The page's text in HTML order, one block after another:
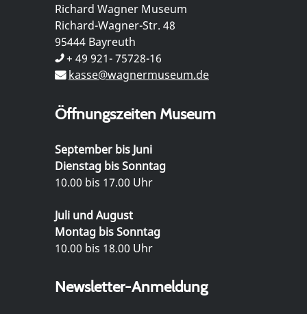
Richard Wagner Museum
Richard-Wagner-Str. 48
95444 Bayreuth
+ 49 921- 75728-16
kasse@wagnermuseum.de
Öffnungszeiten Museum
September bis Juni
Dienstag bis Sonntag
10.00 bis 17.00 Uhr
Juli und August
Montag bis Sonntag
10.00 bis 18.00 Uhr
Newsletter-Anmeldung